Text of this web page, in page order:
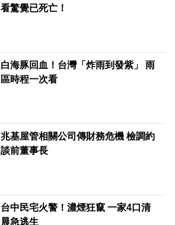
看驚覺已死亡！
白海豚回血！台灣「炸雨到發紫」 雨
區時程一次看
兆基屋管相關公司傳財務危機 檢調約
談前董事長
台中民宅火警！濃煙狂竄 一家4口清
晨急逃生